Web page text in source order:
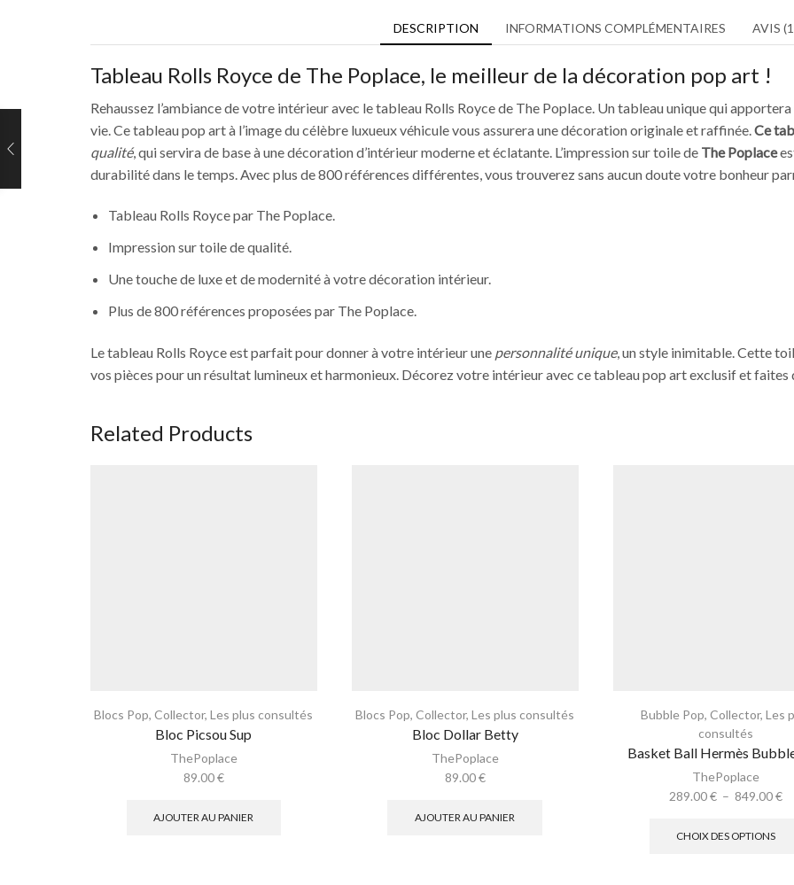
DESCRIPTION INFORMATIONS COMPLÉMENTAIRES AVIS
Tableau Rolls Royce de The Poplace, le meilleur de la décoration pop art !
Rehaussez l’ambiance de votre intérieur avec le tableau Rolls Royce de The Poplace. Un tableau unique qui
vie. Ce tableau pop art à l’image du célèbre luxueux véhicule vous assurera une décoration originale et raffinée. Ce
qualité, qui servira de base à une décoration d’intérieur moderne et éclatante. L’impression sur toile de The Poplace
durabilité dans le temps. Avec plus de 800 références différentes, vous trouverez sans aucun doute votre bonheur
Tableau Rolls Royce par The Poplace.
Impression sur toile de qualité.
Une touche de luxe et de modernité à votre décoration intérieur.
Plus de 800 références proposées par The Poplace.
Le tableau Rolls Royce est parfait pour donner à votre intérieur une personnalité unique, un style inimitable. Cette
vos pièces pour un résultat lumineux et harmonieux. Décorez votre intérieur avec ce tableau pop art exclusif et faites
Related Products
Blocs Pop,Collector,Les plus consultés
Bloc Picsou Sup
ThePoplace
89.00€
AJOUTER AU PANIER
Blocs Pop,Collector,Les plus consultés
Bloc Dollar Betty
ThePoplace
89.00€
AJOUTER AU PANIER
Bubble Pop,Collector,Les
consultés
Basket Ball Hermès
ThePoplace
289.00€ – 849.00€
CHOIX DES OPTIONS